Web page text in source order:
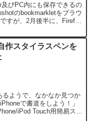
びPC内にも保存できるの
のbookmarkletをブラウ
すが、2月後半に、Firefox
作スタイラスペンを
ようで、なかなか見つか
で書道をしよう！」
iPod Touch用簡易スタ